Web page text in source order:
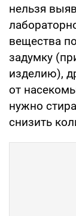
нельзя
вещества
задумку
изделию),
от
нужно
снизить